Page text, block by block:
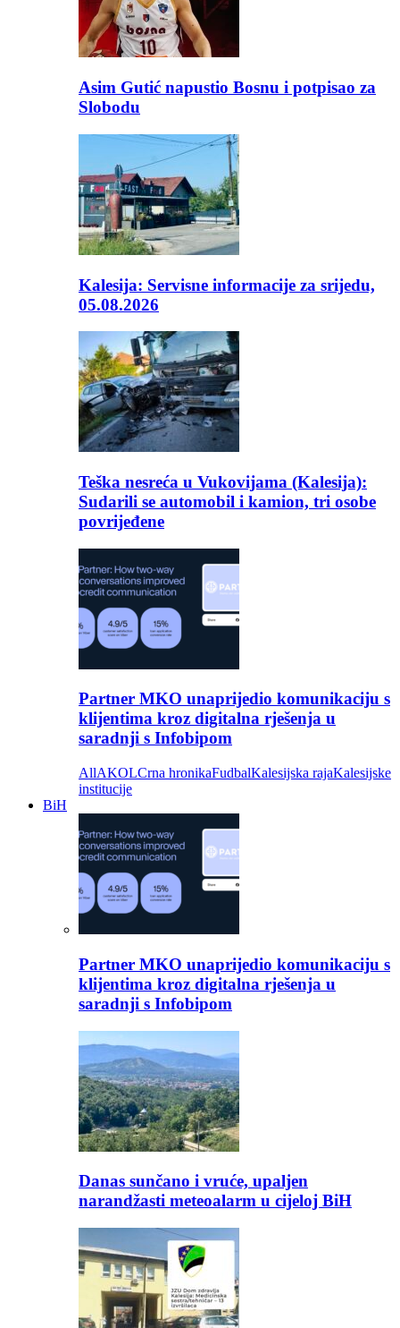
Asim Gutić napustio Bosnu i potpisao za
Slobodu
Kalesija: Servisne informacije za srijedu,
05.08.2026
Teška nesreća u Vukovijama (Kalesija):
Sudarili se automobil i kamion, tri osobe
povrijeđene
Partner MKO unaprijedio komunikaciju s
klijentima kroz digitalna rješenja u
saradnji s Infobipom
AllAKOLCrna hronikaFudbalKalesijska rajaKalesijske
institucije
BiH
Partner MKO unaprijedio komunikaciju s
klijentima kroz digitalna rješenja u
saradnji s Infobipom
Danas sunčano i vruće, upaljen
narandžasti meteoalarm u cijeloj BiH